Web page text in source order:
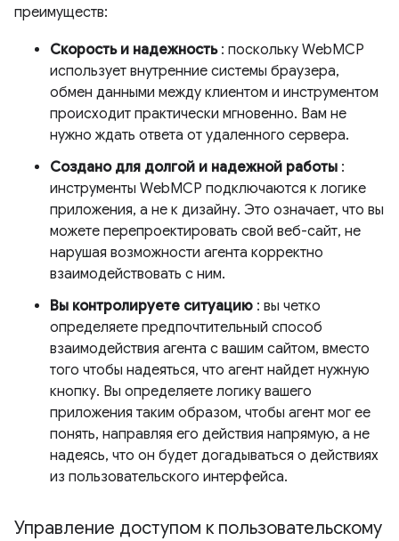
преимуществ:
Скорость и надежность: поскольку WebMCP
использует внутренние системы браузера,
обмен данными между клиентом и инструментом
происходит практически мгновенно. Вам не
нужно ждать ответа от удаленного сервера.
Создано для долгой и надежной работы :
инструменты WebMCP подключаются к логике
приложения, а не к дизайну. Это означает, что вы
можете перепроектировать свой веб-сайт, не
нарушая возможности агента корректно
взаимодействовать с ним.
Вы контролируете ситуацию : вы четко
определяете предпочтительный способ
взаимодействия агента с вашим сайтом, вместо
того чтобы надеяться, что агент найдет нужную
кнопку. Вы определяете логику вашего
приложения таким образом, чтобы агент мог ее
понять, направляя его действия напрямую, а не
надеясь, что он будет догадываться о действиях
из пользовательского интерфейса.
Управление доступом к пользовательскому